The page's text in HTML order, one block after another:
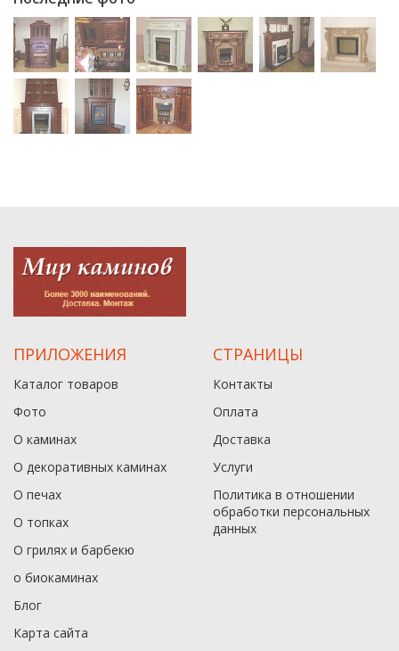
ПРИЛОЖЕНИЯ
Каталог товаров
Фото
О каминах
О декоративных каминах
О печах
О топках
О грилях и барбекю
о биокаминах
Блог
Карта сайта
СТРАНИЦЫ
Контакты
Оплата
Доставка
Услуги
Политика в отношении
обработки персональных
данныx